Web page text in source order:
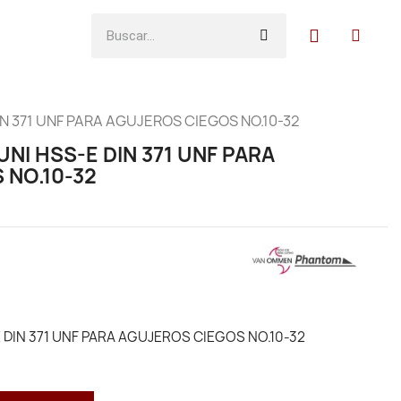
UNF PARA AGUJEROS CIEGOS NO.10-32
HSS-E DIN 371 UNF PARA
NO.10-32
371 UNF PARA AGUJEROS CIEGOS NO.10-32